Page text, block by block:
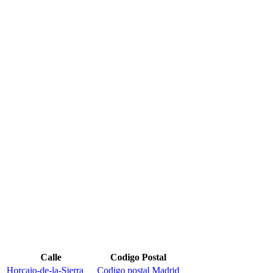
Calle
Codigo Postal
Horcajo-de-la-Sierra
Codigo postal Madrid